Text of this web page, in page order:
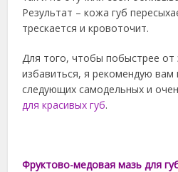
Результат – кожа губ
трескается и кровоточит.
Для того, чтобы побыстрее от
избавиться, я рекомендую вам
следующих самодельных и
для красивых губ.
Фруктово-медовая мазь для